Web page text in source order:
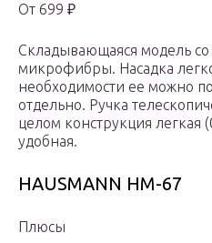
От 699 ₽
Складывающаяся модель
микрофибры. Насадка
необходимости ее можно
отдельно. Ручка
целом конструкция легкая
удобная.
HAUSMANN HM-67
Плюсы